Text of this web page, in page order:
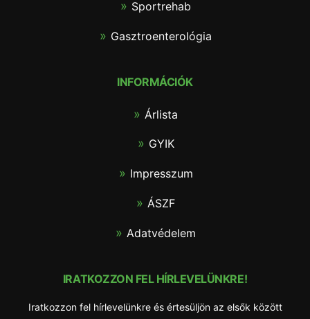
Sportrehab
Gasztroenterológia
INFORMÁCIÓK
Árlista
GYIK
Impresszum
ÁSZF
Adatvédelem
IRATKOZZON FEL HÍRLEVELÜNKRE!
Iratkozzon fel hírlevelünkre és értesüljön az elsők között